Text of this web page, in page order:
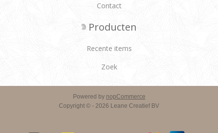
Contact
Producten
Recente items
Zoek
Powered by nopCommerce
Copyright © - 2026 Leane Creatief BV